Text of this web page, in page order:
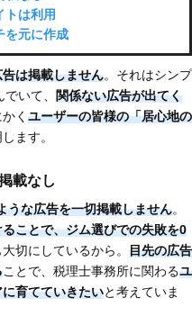
トは利用
を元に作成
は掲載しません。それはシンプ
いて、
関係ない広告が出てく
く ユーザーの皆様の「居心地の
ます。
載なし
うな広告を一切掲載しません。
ことで、ジム選びでの失敗を0
切にしているから。 目先の広告
ことで、税理士事務所に関わるユ
育てていきたいと考えていま